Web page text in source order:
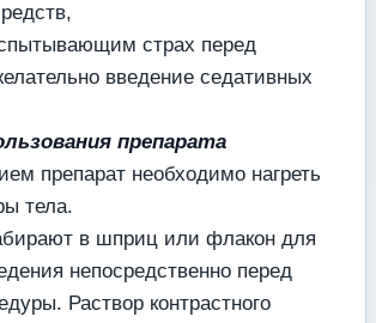
страх перед
введение седативных
препарата
препарат необходимо нагреть
тела.
в шприц или флакон для
непосредственно перед
Раствор контрастного